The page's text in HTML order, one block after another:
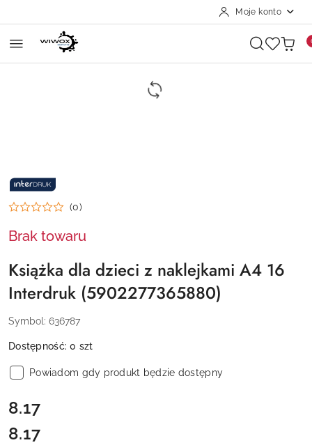
Moje konto
NAZWA
PRODUCENTA:
(0)
Brak towaru
Książka dla dzieci z naklejkami A4 16
Interdruk (5902277365880)
Symbol: 636787
Dostępność:0 szt
Powiadom gdy produkt będzie dostępny
cena:
8.17
Cena:
8.17